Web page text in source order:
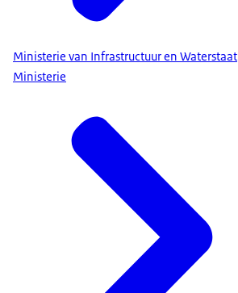
Ministerie van Infrastructuur en Waterstaat
Ministerie